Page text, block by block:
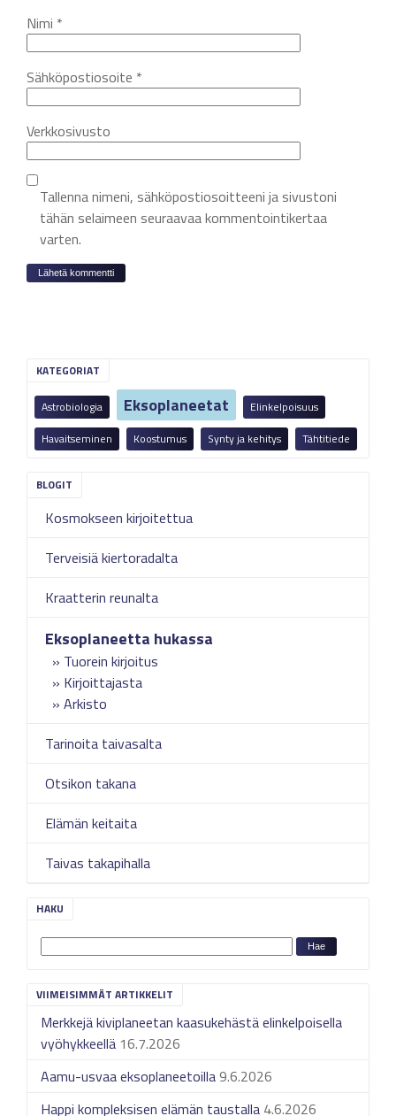
KATEGORIAT
Astrobiologia Eksoplaneetat
Elinkelpoisuus
Havaitseminen
Koostumus Synty ja kehitys Tähtitiede
Kosmokseen kirjoitettua
Terveisiä kiertoradalta
Kraatterin reunalta
Eksoplaneetta hukassa
Tuorein kirjoitus
Kirjoittajasta
Arkisto
Tarinoita taivasalta
Otsikon takana
Elämän keitaita
Taivas takapihalla
HAKU
VIIMEISIMMÄT ARTIKKELIT
Merkkejä kiviplaneetan kaasukehästä elinkelpoisella
vyöhykkeellä 16.7.2026
Aamu-usvaa eksoplaneetoilla9.6.2026
Happi kompleksisen elämän taustalla 4.6.2026
Nimi *
Sähköpostiosoite *
Verkkosivusto
Tallenna nimeni, sähköpostiosoitteeni ja sivustoni
tähän selaimeen seuraavaa kommentointikertaa
varten.